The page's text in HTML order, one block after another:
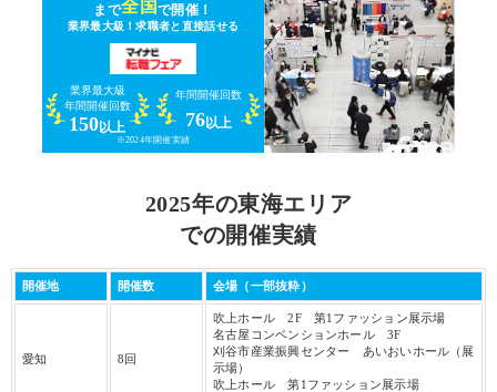
まで全国で開催！
業界最大級！求職者と直接話せる
業界最大級
年間開催回数
150以上
年間開催回数
76以上
※2024年開催実績
2025年の東海エリア
での開催実績
開催地 開催数 会場（一部抜粋）
愛知 8回
吹上ホール 2F 第1ファッション展示場
名古屋コンベンションホール 3F
刈谷市産業振興センター あいおいホール（展
示場）
吹上ホール 第1ファッション展示場